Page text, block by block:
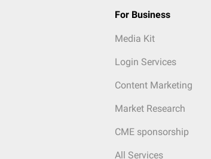
For Business
Media Kit
Login Services
Content Marketing
Market Research
CME sponsorship
All Services